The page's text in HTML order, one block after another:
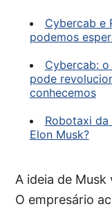
Cybercab e
podemos
Cybercab:
pode
conhecemos
Robotaxi da
Elon Musk?
A ideia de
O empresário